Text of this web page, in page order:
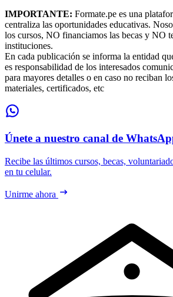
IMPORTANTE: Formate.pe es una
centraliza las oportunidades educativas.
los cursos, NO financiamos las becas y NO
instituciones.
En cada publicación se informa la entidad
es responsabilidad de los interesados
para mayores detalles o en caso no reciban
materiales, certificados, etc
Únete a nuestro canal de
Recibe las últimos cursos, becas,
en tu celular.
Unirme ahora